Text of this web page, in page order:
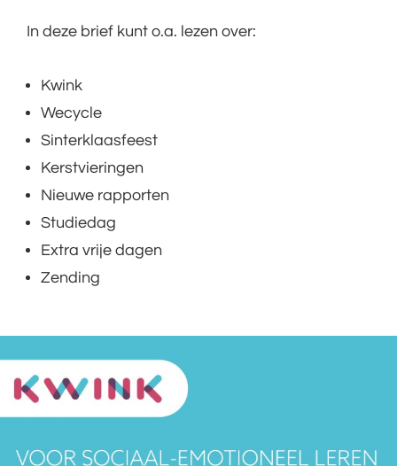
In deze brief kunt o.a. lezen over:
Kwink
Wecycle
Sinterklaasfeest
Kerstvieringen
Nieuwe rapporten
Studiedag
Extra vrije dagen
Zending